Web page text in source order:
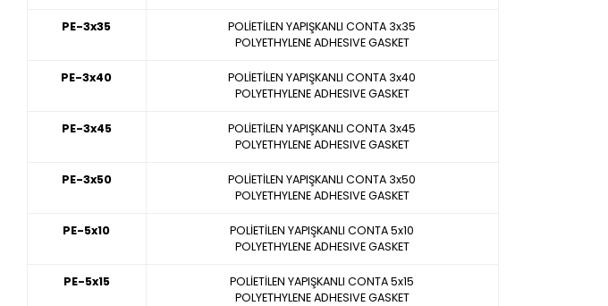
PE-3x35
POLİETİLEN YAPIŞKANLI CONTA 3x35
POLYETHYLENE ADHESIVE GASKET
PE-3x40
POLİETİLEN YAPIŞKANLI CONTA 3x40
POLYETHYLENE ADHESIVE GASKET
PE-3x45
POLİETİLEN YAPIŞKANLI CONTA 3x45
POLYETHYLENE ADHESIVE GASKET
PE-3x50
POLİETİLEN YAPIŞKANLI CONTA 3x50
POLYETHYLENE ADHESIVE GASKET
PE-5x10
POLİETİLEN YAPIŞKANLI CONTA 5x10
POLYETHYLENE ADHESIVE GASKET
PE-5x15
POLİETİLEN YAPIŞKANLI CONTA 5x15
POLYETHYLENE ADHESIVE GASKET